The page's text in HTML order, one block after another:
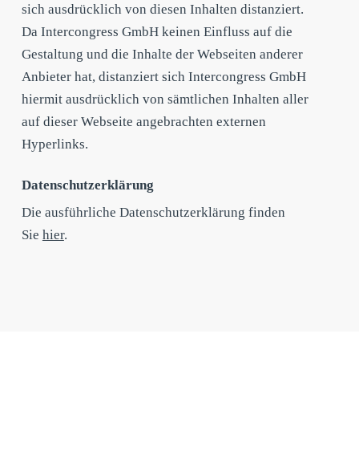
sich ausdrücklich von diesen Inhalten distanziert.
Da Intercongress GmbH keinen Einfluss auf die
Gestaltung und die Inhalte der Webseiten anderer
Anbieter hat, distanziert sich Intercongress GmbH
hiermit ausdrücklich von sämtlichen Inhalten aller
auf dieser Webseite angebrachten externen
Hyperlinks.
Datenschutzerklärung
Die ausführliche Datenschutzerklärung finden
Sie hier.